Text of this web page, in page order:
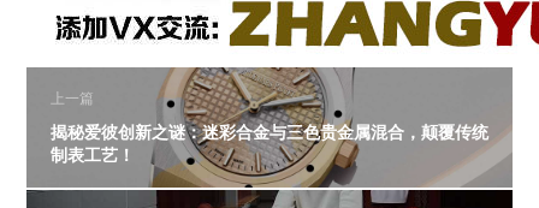
上一篇
揭秘爱彼创新之谜：迷彩合金与三色贵金属混合，颠覆传统
制表工艺！